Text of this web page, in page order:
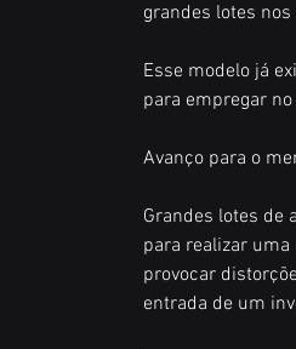
grandes lotes nos
Esse modelo já
para empregar
Avanço para o
Grandes lotes de
para realizar
provocar
entrada de um